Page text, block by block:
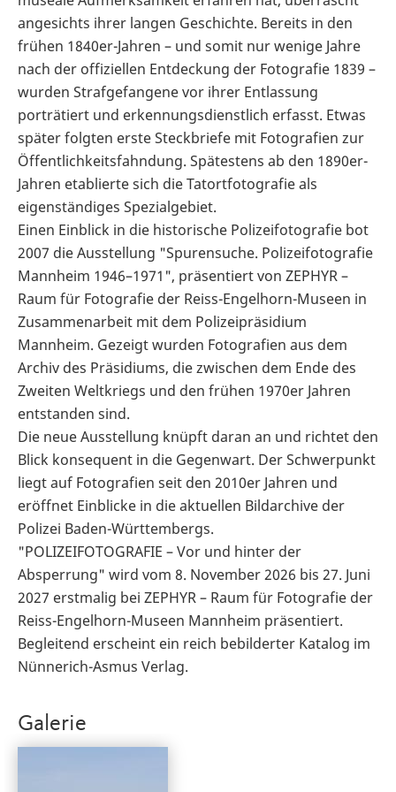
angesichts ihrer langen Geschichte. Bereits in den
frühen 1840er-Jahren – und somit nur wenige Jahre
nach der offiziellen Entdeckung der Fotografie 1839 –
wurden Strafgefangene vor ihrer Entlassung
porträtiert und erkennungsdienstlich erfasst. Etwas
später folgten erste Steckbriefe mit Fotografien zur
Öffentlichkeitsfahndung. Spätestens ab den 1890er-
Jahren etablierte sich die Tatortfotografie als
eigenständiges Spezialgebiet.
Einen Einblick in die historische Polizeifotografie bot
2007 die Ausstellung "Spurensuche. Polizeifotografie
Mannheim 1946–1971", präsentiert von ZEPHYR –
Raum für Fotografie der Reiss-Engelhorn-Museen in
Zusammenarbeit mit dem Polizeipräsidium
Mannheim. Gezeigt wurden Fotografien aus dem
Archiv des Präsidiums, die zwischen dem Ende des
Zweiten Weltkriegs und den frühen 1970er Jahren
entstanden sind.
Die neue Ausstellung knüpft daran an und richtet den
Blick konsequent in die Gegenwart. Der Schwerpunkt
liegt auf Fotografien seit den 2010er Jahren und
eröffnet Einblicke in die aktuellen Bildarchive der
Polizei Baden-Württembergs.
"POLIZEIFOTOGRAFIE – Vor und hinter der
Absperrung" wird vom 8. November 2026 bis 27. Juni
2027 erstmalig bei ZEPHYR – Raum für Fotografie der
Reiss-Engelhorn-Museen Mannheim präsentiert.
Begleitend erscheint ein reich bebilderter Katalog im
Nünnerich-Asmus Verlag.
Galerie